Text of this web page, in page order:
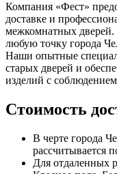
Компания «Фест»
доставке и
межкомнатных дверей.
любую точку города
Наши опытные
старых дверей и
изделий с
Стоимость
В черте города
рассчитывается
Для отдаленных